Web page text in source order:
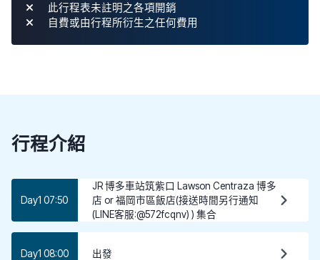
此行程表未註明之各項開銷
自費或由行程所衍生之任何費用
行程介紹
Day1 07:50
JR 博多車站筑紫口 Lawson Centraza 博多
店 or 福岡市區飯店(接送時間另行通知
(LINE客服:@572fcqnv) ) 集合
Day1 08:00 出發